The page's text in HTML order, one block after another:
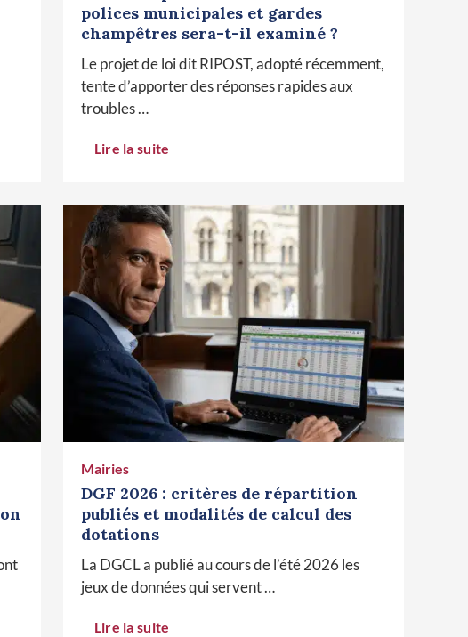
polices municipales et gardes
champêtres sera-t-il examiné ?
Le projet de loi dit RIPOST, adopté récemment,
tente d’apporter des réponses rapides aux
troubles …
Lire la suite
Mairies
DGF 2026 : critères de répartition
publiés et modalités de calcul des
dotations
La DGCL a publié au cours de l’été 2026 les
jeux de données qui servent …
Lire la suite